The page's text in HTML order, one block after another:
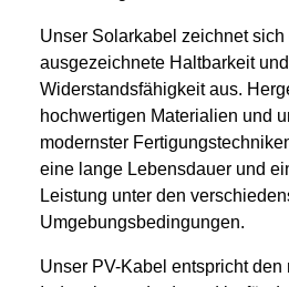
Unser Solarkabel zeichnet
ausgezeichnete Haltbarkeit und
Widerstandsfähigkeit aus.
hochwertigen Materialien und
modernster
eine lange Lebensdauer und
Leistung unter den
Umgebungsbedingungen.
Unser PV-Kabel entspricht den